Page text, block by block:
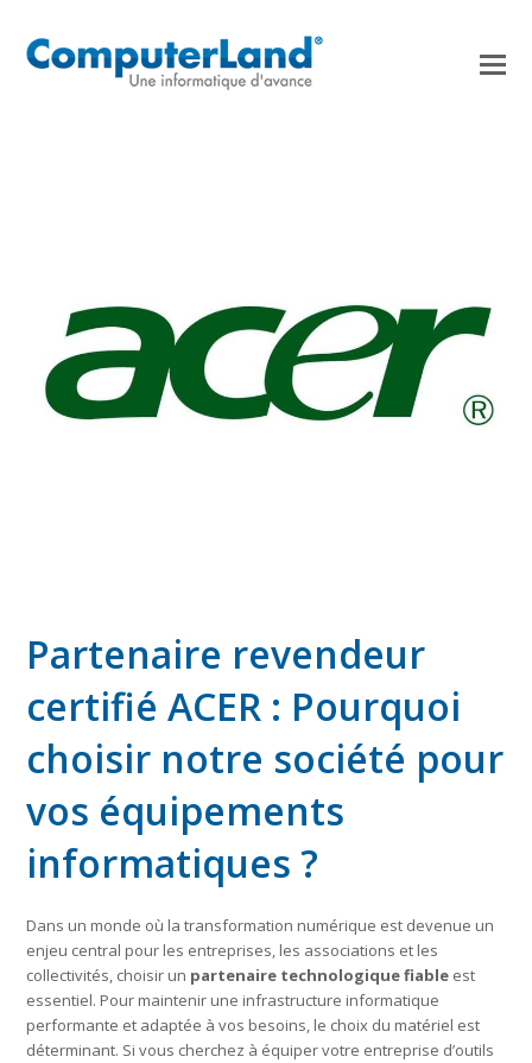
Partenaire revendeur
certifié ACER : Pourquoi
choisir notre société pour
vos équipements
informatiques ?
Dans un monde où la transformation numérique est devenue un
enjeu central pour les entreprises, les associations et les
collectivités, choisir un partenaire technologique fiable est
essentiel. Pour maintenir une infrastructure informatique
performante et adaptée à vos besoins, le choix du matériel est
déterminant. Si vous cherchez à équiper votre entreprise d’outils